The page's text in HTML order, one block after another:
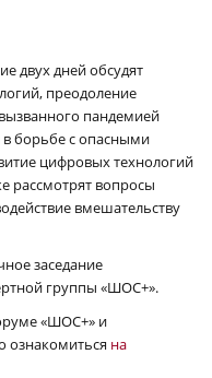
двух дней обсудят
преодоление
пандемией
в борьбе с опасными
цифровых технологий
рассмотрят вопросы
вмешательству
заседание
группы «ШОС+».
«ШОС+» и
ознакомиться на